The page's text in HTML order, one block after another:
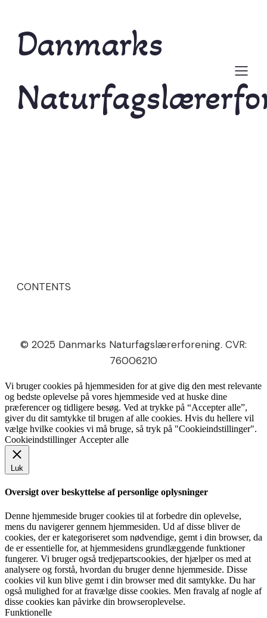
Danmarks
CONTENTS
© 2025 Danmarks Naturfagslærerforening. CVR:
76006210
Vi bruger cookies på hjemmesiden for at give dig den mest relevante
og bedste oplevelse på vores hjemmeside ved at huske dine
præferencer og tidligere besøg. Ved at trykke på “Accepter alle”,
giver du dit samtykke til brugen af alle cookies. Hvis du hellere vil
vælge hvilke cookies vi må bruge, så tryk på "Cookieindstillinger".
Cookieindstillinger Accepter alle
Luk
Oversigt over beskyttelse af personlige oplysninger
Denne hjemmeside bruger cookies til at forbedre din oplevelse,
mens du navigerer gennem hjemmesiden. Ud af disse bliver de
cookies, der er kategoriseret som nødvendige, gemt i din browser, da
de er essentielle for, at hjemmesidens grundlæggende funktioner
fungerer. Vi bruger også tredjepartscookies, der hjælper os med at
analysere og forstå, hvordan du bruger denne hjemmeside. Disse
cookies vil kun blive gemt i din browser med dit samtykke. Du har
også mulighed for at fravælge disse cookies. Men fravalg af nogle af
disse cookies kan påvirke din browseroplevelse.
Funktionelle